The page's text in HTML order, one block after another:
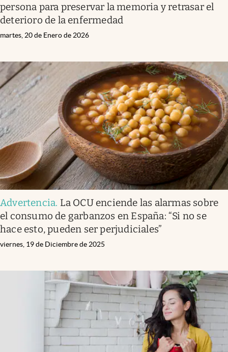
persona para preservar la memoria y retrasar el
deterioro de la enfermedad
martes, 20 de Enero de 2026
Advertencia. La OCU enciende las alarmas sobre
el consumo de garbanzos en España: “Si no se
hace esto, pueden ser perjudiciales”
viernes, 19 de Diciembre de 2025